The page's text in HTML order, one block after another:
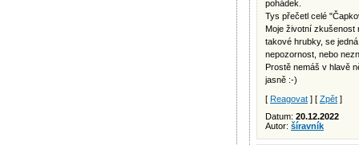
pohádek.
Tys přečetl celé
Moje životní zkušenost
takové hrubky, se
nepozornost, nebo
Prostě nemáš v hlavě
jasně :-)
[ Reagovat ] [ Zpět ]
Datum: 20.12.2022
Autor: šíravník